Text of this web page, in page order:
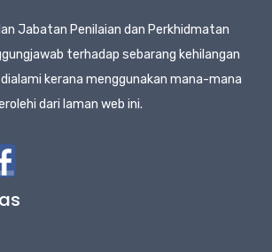
Jabatan Penilaian dan Perkhidmatan
terhadap sebarang kehilangan
kerana menggunakan mana-mana
dari laman web ini.